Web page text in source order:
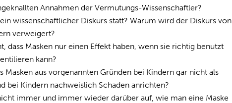
Annahmen der Vermutungs-Wissenschaftler?
wissenschaftlicher Diskurs statt? Warum wird der Diskurs von
verweigert?
dass Masken nur einen Effekt haben, wenn sie richtig benutzt
kann?
Masken aus vorgenannten Gründen bei Kindern gar nicht als
bei Kindern nachweislich Schaden anrichten?
immer und immer wieder darüber auf, wie man eine Maske